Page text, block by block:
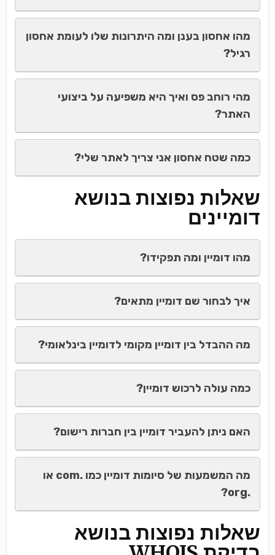
מהו אחסון בענן ומה היתרונות שלו לעומת אחסון
רגיל?
מהי רוחב פס ואיך היא משפיעה על ביצועי
האתר?
כמה שטח אחסון אני צריך לאתר שלי?
שאלות נפוצות בנושא
דומיינים
מהו דומיין ומה תפקידו?
איך לבחור שם דומיין מתאים?
מה ההבדל בין דומיין מקומי לדומיין בינלאומי?
כמה עולה לרכוש דומיין?
האם ניתן להעביר דומיין בין חברות רישום?
מה המשמעות של סיומות דומיין כמו .com או
.org?
שאלות נפוצות בנושא